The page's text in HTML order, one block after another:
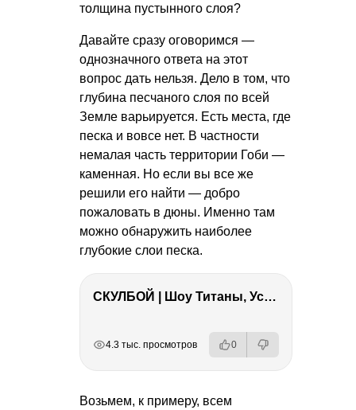
толщина пустынного слоя?
Давайте сразу оговоримся —
однозначного ответа на этот
вопрос дать нельзя. Дело в том, что
глубина песчаного слоя по всей
Земле варьируется. Есть места, где
песка и вовсе нет. В частности
немалая часть территории Гоби —
каменная. Но если вы все же
решили его найти — добро
пожаловать в дюны. Именно там
можно обнаружить наиболее
глубокие слои песка.
СКУЛБОЙ | Шоу Титаны, Усейн Болт, Ларрат, Зашквар!
4.3 тыс. просмотров 0
Возьмем, к примеру, всем